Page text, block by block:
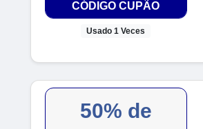
CÓDIGO CUPÃO
Usado 1 Veces
50% de